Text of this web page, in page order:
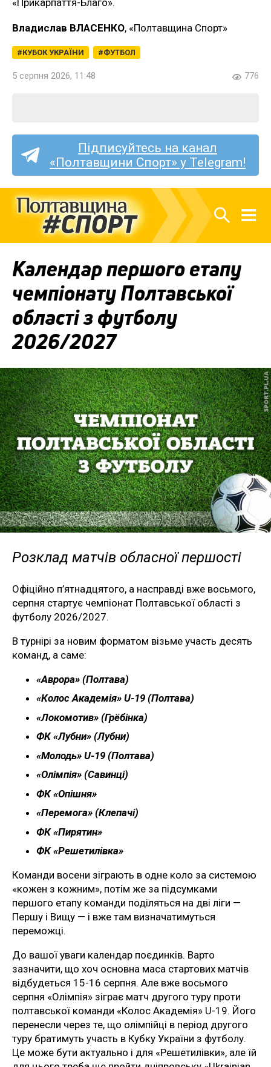
«Прикарпаття-Благо».
Владислав ВЛАСЕНКО, «Полтавщина Спорт»
КУБОК УКРАЇНИ ФУТБОЛ
5 серпня 2026, 11:48 776
Підписуйтесь на канал
«Полтавщини Спорт» у Telegram!
Календар першого етапу
чемпіонату Полтавської
області з футболу
2026/2027
Розклад матчів обласної першості
Офіційно п’ятнадцятого, а насправді вже восьмого,
серпня стартує чемпіонат Полтавської області з
футболу 2026/2027.
В турнірі за новим форматом візьме участь десять
команд, а саме:
«Аврора» (Полтава)
«Колос Академія» U-19 (Полтава)
«Локомотив» (Грёбінка)
ФК «Лубни» (Лубни)
«Молодь» U-19 (Полтава)
«Олімпія» (Савинці)
ФК «Опішня»
«Перемога» (Клепачі)
ФК «Пирятин»
ФК «Решетилівка»
Команди восени зіграють в одне коло за системою
«кожен з кожним», потім же за підсумками
першого етапу команди поділяться на дві ліги —
Першу і Вищу — і вже там визначатимуться
переможці.
До вашої уваги календар поєдинків. Варто
зазначити, що хоч основна маса стартових матчів
відбудеться 15-16 серпня. Але вже восьмого
серпня «Олімпія» зіграє матч другого туру проти
полтавської команди «Колос Академія» U-19. Його
перенесли через те, що олімпійці в період другого
туру братимуть участь в Кубку України з футболу.
Це може бути актуально і для «Решетилівки», але їй